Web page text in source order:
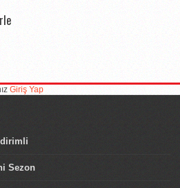
Giriş Yap
Sezon